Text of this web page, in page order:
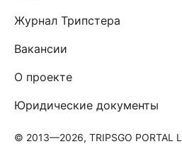
Журнал Трипстера
Вакансии
О проекте
Юридические документы
© 2013—2026, TRIPSGO PORTAL